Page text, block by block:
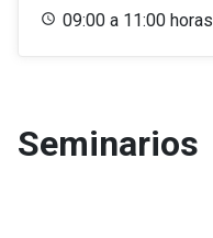
09:00 a 11:00 horas
Seminarios